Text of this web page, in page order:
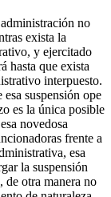
no
exista la
y ejercitado
hasta que exista
interpuesto.
suspensión ope
es la única posible
novedosa
frente a
esa
la suspensión
de otra manera no